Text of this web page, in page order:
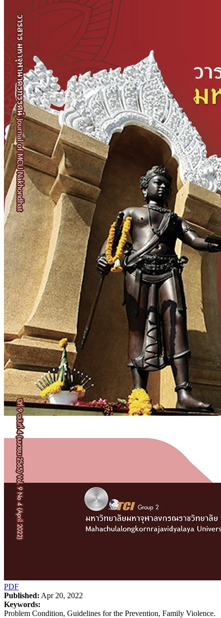
PDF
Published: Apr 20, 2022
Keywords:
Problem Condition, Guidelines for the Prevention, Family Violence.